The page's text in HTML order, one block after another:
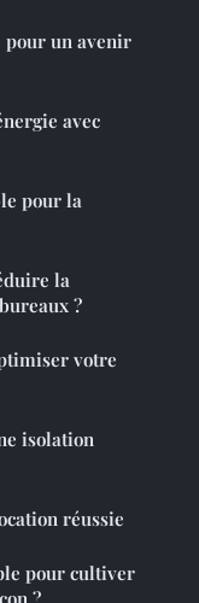
pour un avenir
avec
pour la
la
?
votre
isolation
réussie
pour cultiver
?